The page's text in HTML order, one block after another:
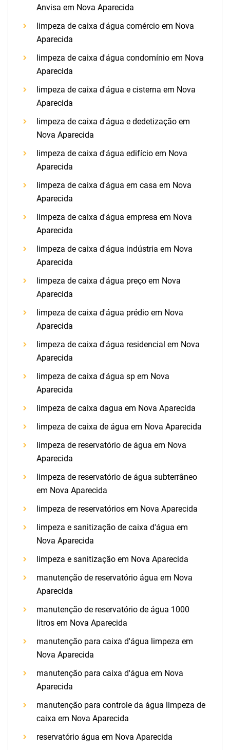
Anvisa em Nova Aparecida
limpeza de caixa d'água comércio em Nova
Aparecida
limpeza de caixa d'água condomínio em Nova
Aparecida
limpeza de caixa d'água e cisterna em Nova
Aparecida
limpeza de caixa d'água e dedetização em
Nova Aparecida
limpeza de caixa d'água edifício em Nova
Aparecida
limpeza de caixa d'água em casa em Nova
Aparecida
limpeza de caixa d'água empresa em Nova
Aparecida
limpeza de caixa d'água indústria em Nova
Aparecida
limpeza de caixa d'água preço em Nova
Aparecida
limpeza de caixa d'água prédio em Nova
Aparecida
limpeza de caixa d'água residencial em Nova
Aparecida
limpeza de caixa d'água sp em Nova
Aparecida
limpeza de caixa dagua em Nova Aparecida
limpeza de caixa de água em Nova Aparecida
limpeza de reservatório de água em Nova
Aparecida
limpeza de reservatório de água subterrâneo
em Nova Aparecida
limpeza de reservatórios em Nova Aparecida
limpeza e sanitização de caixa d'água em
Nova Aparecida
limpeza e sanitização em Nova Aparecida
manutenção de reservatório água em Nova
Aparecida
manutenção de reservatório de água 1000
litros em Nova Aparecida
manutenção para caixa d'água limpeza em
Nova Aparecida
manutenção para caixa d'água em Nova
Aparecida
manutenção para controle da água limpeza de
caixa em Nova Aparecida
reservatório água em Nova Aparecida